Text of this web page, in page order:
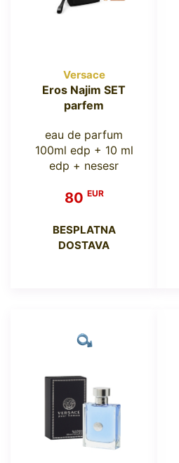
Versace
Eros Najim SET
parfem
eau de parfum
100ml edp + 10 ml
edp + nesesr
80 EUR
BESPLATNA
DOSTAVA